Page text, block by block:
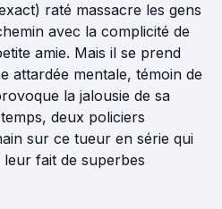
raté massacre les gens
avec la complicité de
amie. Mais il se prend
attardée mentale, témoin de
la jalousie de sa
deux policiers
sur ce tueur en série qui
fait de superbes